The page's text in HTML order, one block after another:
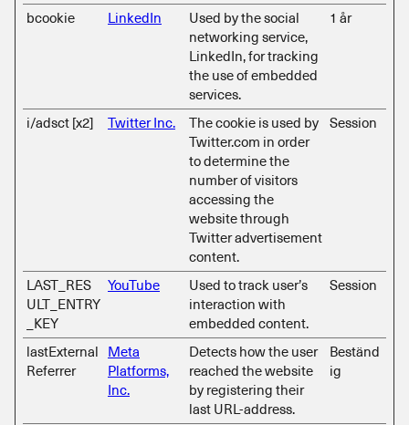
bcookie LinkedIn
Used by the social
networking service,
LinkedIn, for tracking
the use of embedded
services.
1 år
i/adsct [x2] Twitter Inc.
The cookie is used by
Twitter.com in order
to determine the
number of visitors
accessing the
website through
Twitter advertisement
content.
Session
LAST_RES
ULT_ENTRY
_KEY
YouTube
Used to track user’s
interaction with
embedded content.
Session
lastExternal
Referrer
Meta
Platforms,
Inc.
Detects how the user
reached the website
by registering their
last URL-address.
Beständ
ig